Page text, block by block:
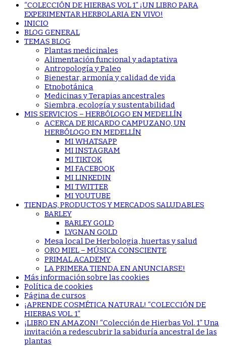
“COLECCIÓN DE HIERBAS VOL 1” ¡UN LIBRO PARA
EXPERIMENTAR HERBOLARIA EN VIVO!
INICIO
BLOG GENERAL
TEMAS BLOG
Plantas medicinales
Alimentación funcional y adaptativa
Antropología y Paleo
Bienestar, armonía y calidad de vida
Etnobotánica
Medicinas y Terapias ancestrales
Siembra, ecología y sustentabilidad
MIS SERVICIOS – HERBÓLOGO EN MEDELLÍN
ACERCA DE RICARDO CAMPUZANO, UN
HERBÓLOGO EN MEDELLÍN
MI WHATSAPP
MI INSTAGRAM
MI TIKTOK
MI FACEBOOK
MI LINKEDIN
MI TWITTER
MI YOUTUBE
TIENDAS, PRODUCTOS Y MERCADOS SALUDABLES
BARLEY
BARLEY GOLD
LYGNAN GOLD
Mesa local De Herbologia, huertas y salud
ORO MIEL – MÚSICA CONSCIENTE
PRIMAL ACADEMY
LA PRIMERA TIENDA EN ANUNCIARSE!
Más información sobre las cookies
Política de cookies
Página de cursos
¡APRENDE COSMÉTICA NATURAL! “COLECCIÓN DE
HIERBAS VOL. 1”
¡LIBRO EN AMAZON! “Colección de Hierbas Vol. 1” Una
invitación a redescubrir la sabiduría ancestral de las
plantas